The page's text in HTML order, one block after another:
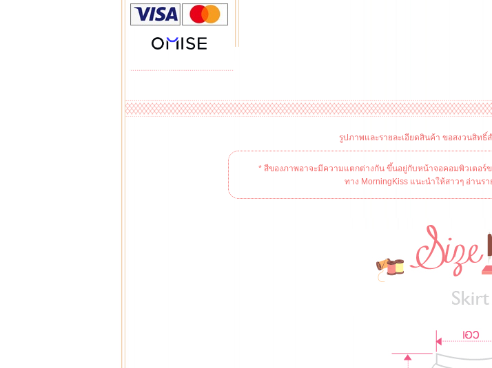
รูปภาพและรายละเอียดสินค้า ขอสงวนสิทธิ์
* สีของภาพอาจะมีความแตกต่างกัน ขึ้นอยู่กับหน้าจอคอมพิวเตอร์
ทาง MorningKiss แนะนำให้สาวๆ อ่านร